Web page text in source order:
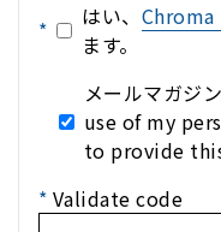
* はい、 Chroma
ます。
メールマガジ
use of my
to provide
* Validate code